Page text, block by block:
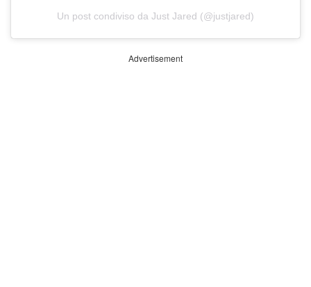
Un post condiviso da Just Jared (@justjared)
Advertisement